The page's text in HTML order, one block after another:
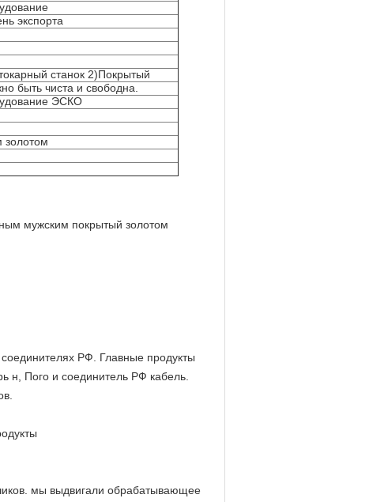
экспорта
станок 2)Покрытый
быть чиста и свободна.
ЭСКО
золотом
РФ. Главные продукты
Пого и соединитель РФ кабель.
мы выдвигали обрабатывающее